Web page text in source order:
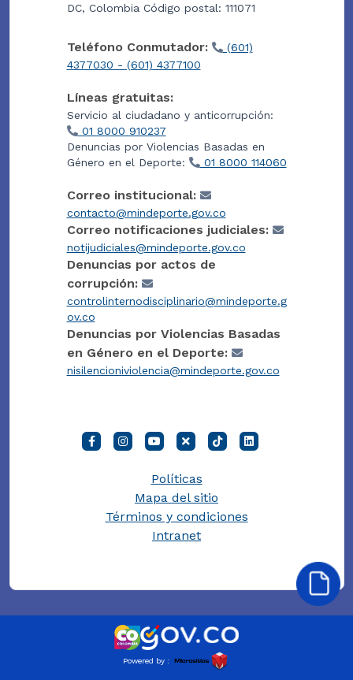
DC, Colombia Código postal: 111071
Teléfono Conmutador:
(601)
4377030 - (601) 4377100
Líneas gratuitas:
Servicio al ciudadano y anticorrupción:
01 8000 910237
Denuncias por Violencias Basadas en
Género en el Deporte:
01 8000 114060
Correo institucional:
contacto@mindeporte.gov.co
Correo notificaciones judiciales:
notijudiciales@mindeporte.gov.co
Denuncias por actos de
corrupción:
controlinternodisciplinario@mindeporte.g
ov.co
Denuncias por Violencias Basadas
en Género en el Deporte:
nisilencioniviolencia@mindeporte.gov.co
Políticas
Mapa del sitio
Términos y condiciones
Intranet
Powered by :